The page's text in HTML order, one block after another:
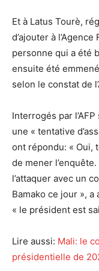
Et à Latus Tourè,
d’ajouter à
personne qui a été
ensuite été
selon le constat de
Interrogés par
une « tentative
ont répondu: « Oui,
de mener
l’attaquer avec un
Bamako ce jour »,
« le président est
Lire aussi: Mali: le
présidentielle de